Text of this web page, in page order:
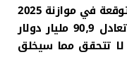
كما أن مجموع الايرادات النفطية المتوقعة في موازنة 2025
والبالغة بحدود 117 تريليون دينار وتعادل 90٫9 مليار دولار
سوف لا تتحقق مما سيخلق